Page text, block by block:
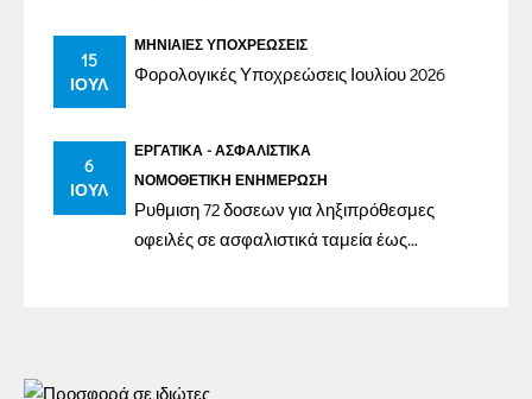
15
ΙΟΎΛ
ΜΗΝΙΑΊΕΣ ΥΠΟΧΡΕΏΣΕΙΣ
Φορολογικές Υποχρεώσεις Ιουλίου 2026
6
ΙΟΎΛ
ΕΡΓΑΤΙΚΆ - ΑΣΦΑΛΙΣΤΙΚΆ
ΝΟΜΟΘΕΤΙΚΉ ΕΝΗΜΈΡΩΣΗ
Ρυθμιση 72 δοσεων για ληξιπρόθεσμες
οφειλές σε ασφαλιστικά ταμεία έως